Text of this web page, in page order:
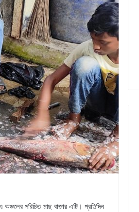
পরিচিত মাছ বাজার এটি। প্রতিদিন